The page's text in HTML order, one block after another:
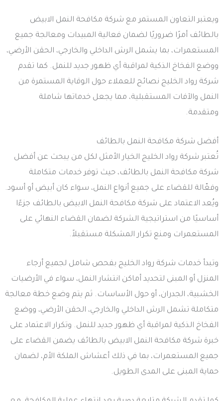
ويعتبر التعاون المستمر مع شركة مكافحة النمل الابيض
بالطائف أمرًا ضروريًا لضمان فعالية المبيدات ومعالجة جميع
المستعمرات، بما يشمل الرش الداخلي والخارجي، الحقن الأرضي،
ووضع الفخاخ الذكية لمراقبة أي ظهور جديد للنمل. كما تقدم
شركة رواد الخليج نصائح للعملاء حول الوقاية المستمرة من
النمل والآفات المستقبلية، مما يجعل خدماتها شاملة
ومتقدمة.
أفضل شركة مكافحة النمل بالطائف
تُعتبر شركة رواد الخليج الخيار الأمثل لكل من يبحث عن أفضل
شركة مكافحة النمل بالطائف، حيث توفر خدمات متكاملة
وفعّالة للقضاء على جميع أنواع النمل، سواء كان أبيض أو أسود.
ويُعد الاعتماد على شركة مكافحة النمل الابيض بالطائف جزءًا
أساسيًا من استراتيجية الشركة لضمان القضاء النهائي على
المستعمرات ومنع تكرار المشكلة مستقبلاً.
وتبدأ خدمات شركة رواد الخليج بفحص شامل لجميع أرجاء
المنزل أو المبنى لتحديد أماكن انتشار النمل، سواء في الأرضيات
الخشبية، الجدران، أو حول الأساسات. ثم يتم وضع خطة معالجة
متكاملة تشمل الرش الداخلي والخارجي، الحقن الأرضي، ووضع
الفخاخ الذكية لمراقبة أي ظهور جديد للنمل. وتكرار الاعتماد على
خبرة شركة مكافحة النمل الابيض بالطائف يضمن القضاء على
جميع المستعمرات، بما في ذلك أعشاش الملكة الأم، لضمان
حماية المبنى على المدى الطويل.